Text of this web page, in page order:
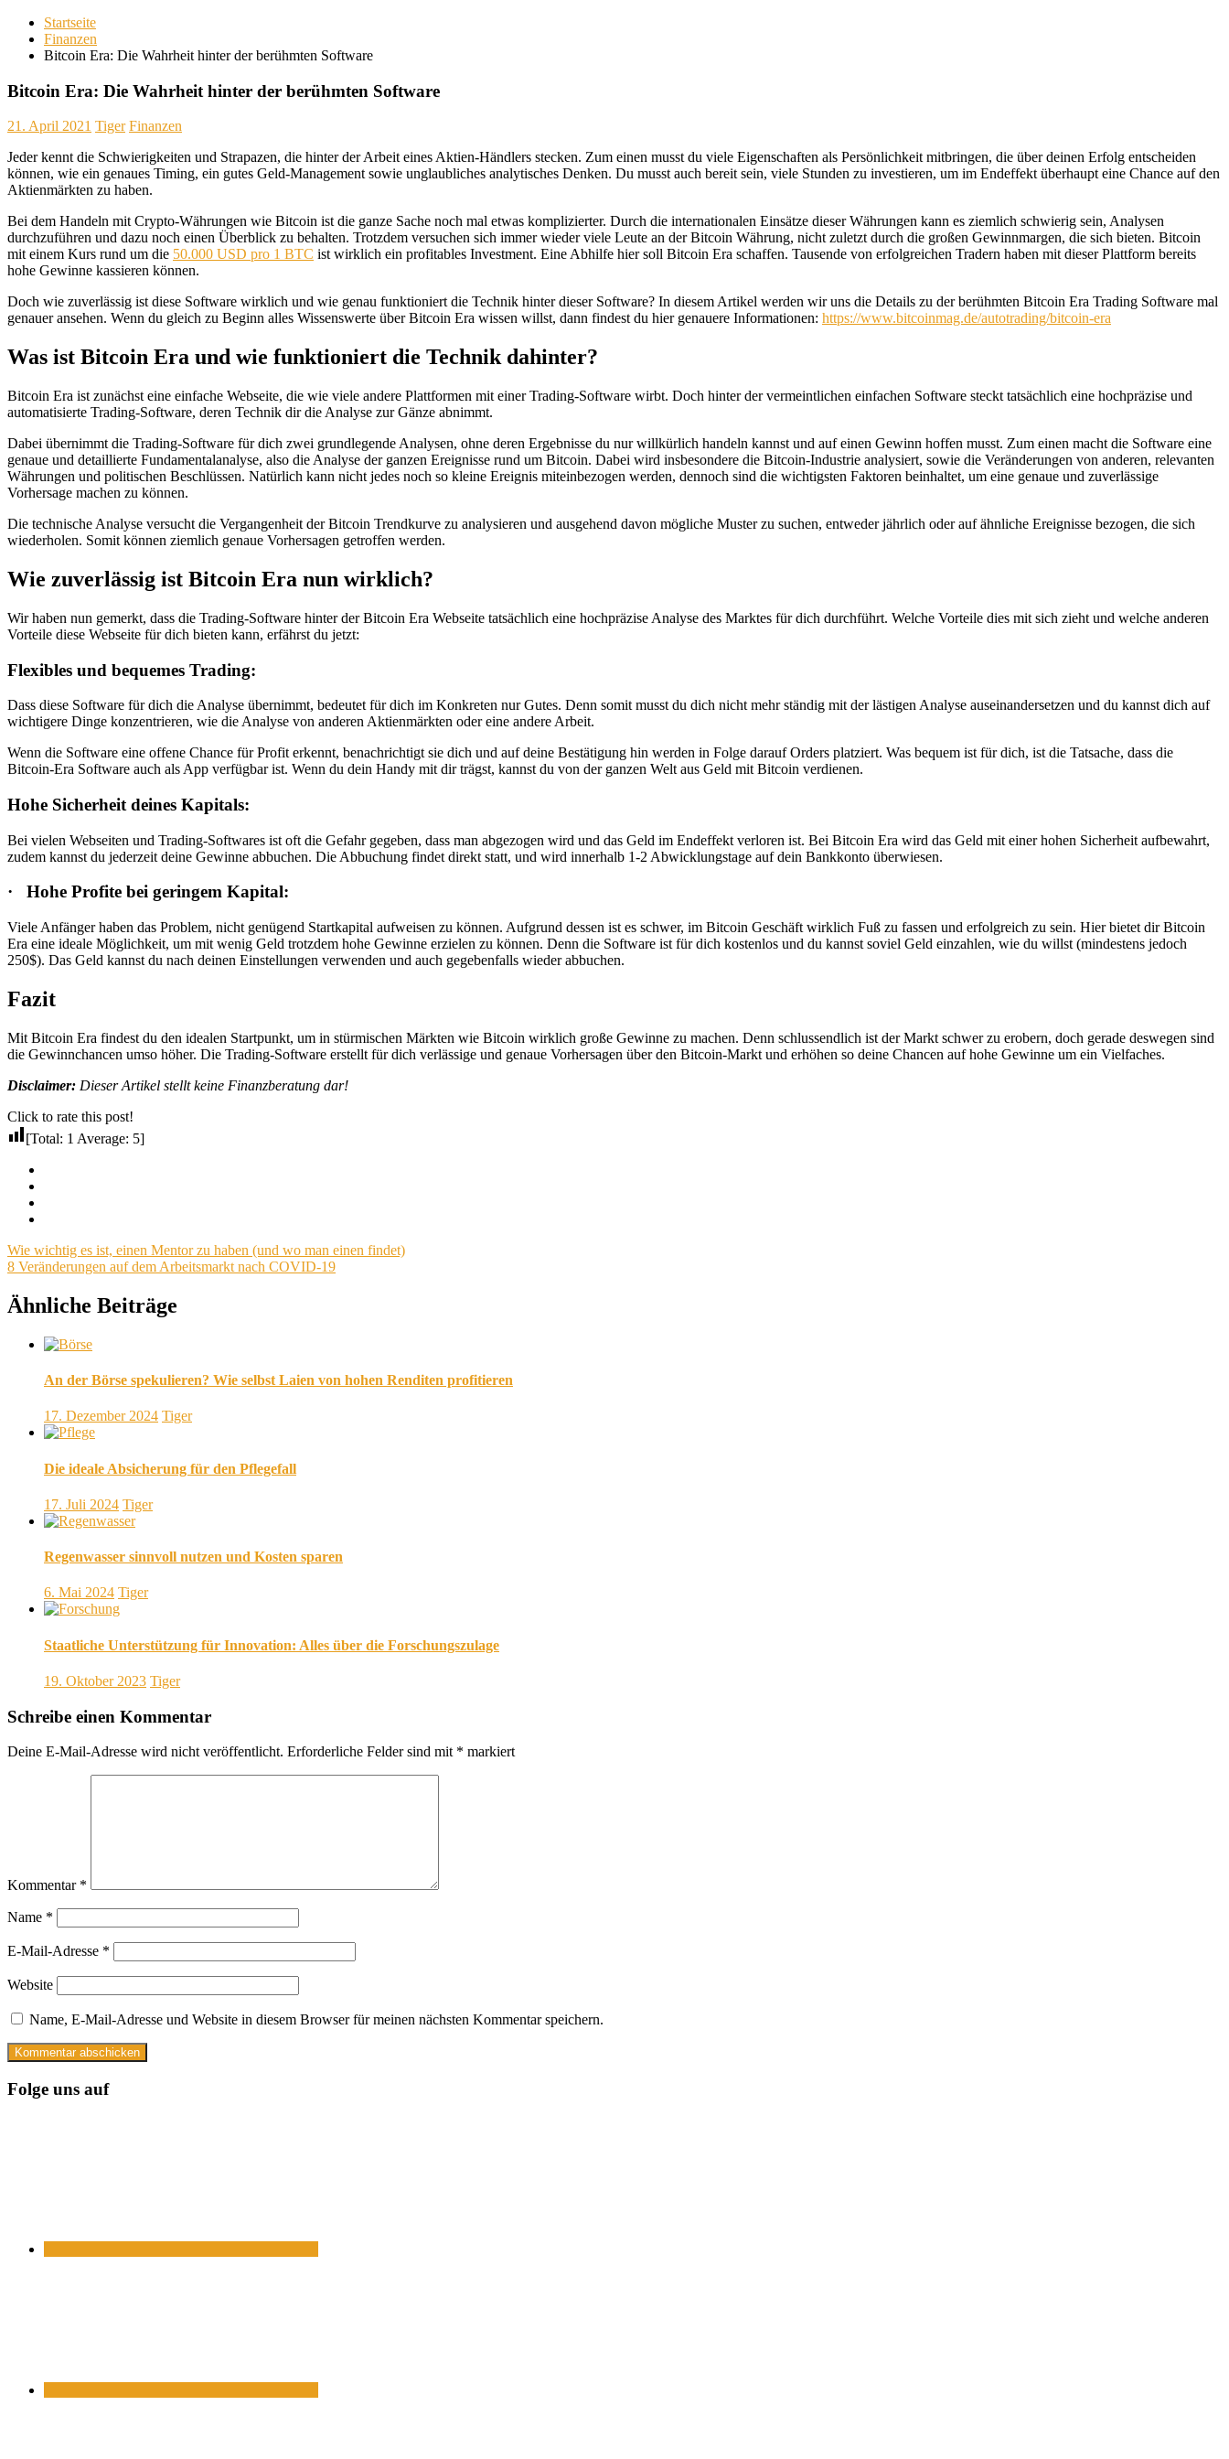
Startseite
Finanzen
Bitcoin Era: Die Wahrheit hinter der berühmten Software
Bitcoin Era: Die Wahrheit hinter der berühmten Software
21. April 2021 Tiger Finanzen
Jeder kennt die Schwierigkeiten und Strapazen, die hinter der Arbeit eines Aktien-Händlers stecken. Zum einen musst du viele Eigenschaften als Persönlichkeit mitbringen, die über deinen Erfolg entscheiden
können, wie ein genaues Timing, ein gutes Geld-Management sowie unglaubliches analytisches Denken. Du musst auch bereit sein, viele Stunden zu investieren, um im Endeffekt überhaupt eine Chance auf den
Aktienmärkten zu haben.
Bei dem Handeln mit Crypto-Währungen wie Bitcoin ist die ganze Sache noch mal etwas komplizierter. Durch die internationalen Einsätze dieser Währungen kann es ziemlich schwierig sein, Analysen
durchzuführen und dazu noch einen Überblick zu behalten. Trotzdem versuchen sich immer wieder viele Leute an der Bitcoin Währung, nicht zuletzt durch die großen Gewinnmargen, die sich bieten. Bitcoin
mit einem Kurs rund um die 50.000 USD pro 1 BTC ist wirklich ein profitables Investment. Eine Abhilfe hier soll Bitcoin Era schaffen. Tausende von erfolgreichen Tradern haben mit dieser Plattform bereits
hohe Gewinne kassieren können.
Doch wie zuverlässig ist diese Software wirklich und wie genau funktioniert die Technik hinter dieser Software? In diesem Artikel werden wir uns die Details zu der berühmten Bitcoin Era Trading Software mal
genauer ansehen. Wenn du gleich zu Beginn alles Wissenswerte über Bitcoin Era wissen willst, dann findest du hier genauere Informationen: https://www.bitcoinmag.de/autotrading/bitcoin-era
Was ist Bitcoin Era und wie funktioniert die Technik dahinter?
Bitcoin Era ist zunächst eine einfache Webseite, die wie viele andere Plattformen mit einer Trading-Software wirbt. Doch hinter der vermeintlichen einfachen Software steckt tatsächlich eine hochpräzise und
automatisierte Trading-Software, deren Technik dir die Analyse zur Gänze abnimmt.
Dabei übernimmt die Trading-Software für dich zwei grundlegende Analysen, ohne deren Ergebnisse du nur willkürlich handeln kannst und auf einen Gewinn hoffen musst. Zum einen macht die Software eine
genaue und detaillierte Fundamentalanalyse, also die Analyse der ganzen Ereignisse rund um Bitcoin. Dabei wird insbesondere die Bitcoin-Industrie analysiert, sowie die Veränderungen von anderen, relevanten
Währungen und politischen Beschlüssen. Natürlich kann nicht jedes noch so kleine Ereignis miteinbezogen werden, dennoch sind die wichtigsten Faktoren beinhaltet, um eine genaue und zuverlässige
Vorhersage machen zu können.
Die technische Analyse versucht die Vergangenheit der Bitcoin Trendkurve zu analysieren und ausgehend davon mögliche Muster zu suchen, entweder jährlich oder auf ähnliche Ereignisse bezogen, die sich
wiederholen. Somit können ziemlich genaue Vorhersagen getroffen werden.
Wie zuverlässig ist Bitcoin Era nun wirklich?
Wir haben nun gemerkt, dass die Trading-Software hinter der Bitcoin Era Webseite tatsächlich eine hochpräzise Analyse des Marktes für dich durchführt. Welche Vorteile dies mit sich zieht und welche anderen
Vorteile diese Webseite für dich bieten kann, erfährst du jetzt:
Flexibles und bequemes Trading:
Dass diese Software für dich die Analyse übernimmt, bedeutet für dich im Konkreten nur Gutes. Denn somit musst du dich nicht mehr ständig mit der lästigen Analyse auseinandersetzen und du kannst dich auf
wichtigere Dinge konzentrieren, wie die Analyse von anderen Aktienmärkten oder eine andere Arbeit.
Wenn die Software eine offene Chance für Profit erkennt, benachrichtigt sie dich und auf deine Bestätigung hin werden in Folge darauf Orders platziert. Was bequem ist für dich, ist die Tatsache, dass die
Bitcoin-Era Software auch als App verfügbar ist. Wenn du dein Handy mit dir trägst, kannst du von der ganzen Welt aus Geld mit Bitcoin verdienen.
Hohe Sicherheit deines Kapitals:
Bei vielen Webseiten und Trading-Softwares ist oft die Gefahr gegeben, dass man abgezogen wird und das Geld im Endeffekt verloren ist. Bei Bitcoin Era wird das Geld mit einer hohen Sicherheit aufbewahrt,
zudem kannst du jederzeit deine Gewinne abbuchen. Die Abbuchung findet direkt statt, und wird innerhalb 1-2 Abwicklungstage auf dein Bankkonto überwiesen.
· Hohe Profite bei geringem Kapital:
Viele Anfänger haben das Problem, nicht genügend Startkapital aufweisen zu können. Aufgrund dessen ist es schwer, im Bitcoin Geschäft wirklich Fuß zu fassen und erfolgreich zu sein. Hier bietet dir Bitcoin
Era eine ideale Möglichkeit, um mit wenig Geld trotzdem hohe Gewinne erzielen zu können. Denn die Software ist für dich kostenlos und du kannst soviel Geld einzahlen, wie du willst (mindestens jedoch
250$). Das Geld kannst du nach deinen Einstellungen verwenden und auch gegebenfalls wieder abbuchen.
Fazit
Mit Bitcoin Era findest du den idealen Startpunkt, um in stürmischen Märkten wie Bitcoin wirklich große Gewinne zu machen. Denn schlussendlich ist der Markt schwer zu erobern, doch gerade deswegen sind
die Gewinnchancen umso höher. Die Trading-Software erstellt für dich verlässige und genaue Vorhersagen über den Bitcoin-Markt und erhöhen so deine Chancen auf hohe Gewinne um ein Vielfaches.
Disclaimer: Dieser Artikel stellt keine Finanzberatung dar!
Click to rate this post!
[Total: 1 Average: 5]
Beitragsnavigation
Vorheriger
Beitrag:
Wie wichtig es ist, einen Mentor zu haben (und wo man einen findet)
Nächster
8 Veränderungen auf dem Arbeitsmarkt nach COVID-19
Ähnliche Beiträge
An der Börse spekulieren? Wie selbst Laien von hohen Renditen profitieren
17. Dezember 2024 Tiger
Die ideale Absicherung für den Pflegefall
17. Juli 2024 Tiger
Regenwasser sinnvoll nutzen und Kosten sparen
6. Mai 2024 Tiger
Staatliche Unterstützung für Innovation: Alles über die Forschungszulage
19. Oktober 2023 Tiger
Schreibe einen Kommentar
Deine E-Mail-Adresse wird nicht veröffentlicht. Erforderliche Felder sind mit * markiert
Kommentar *
Name *
E-Mail-Adresse *
Website
Name, E-Mail-Adresse und Website in diesem Browser für meinen nächsten Kommentar speichern.
Folge uns auf